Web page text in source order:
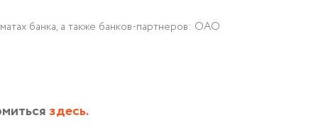
банка, а также банков-партнеров: ОАО
здесь.